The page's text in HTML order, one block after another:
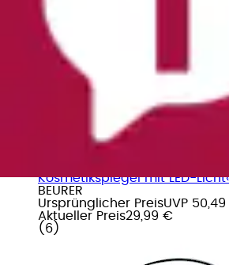
Kosmetikspiegel mit LED-
BEURER
Ursprünglicher PreisUVP
Aktueller Preis29,99 €
( 6 )